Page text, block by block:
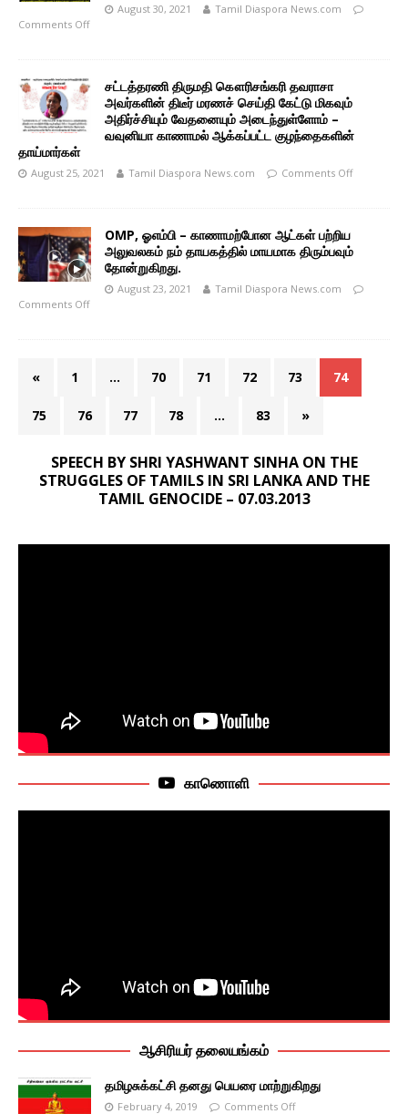
August 30, 2021
Tamil Diaspora News.com
Comments Off
சட்டத்தரணி திருமதி கௌரிசங்கரி தவராசா
அவர்களின் திடீர் மரணச் செய்தி கேட்டு மிகவும்
அதிர்ச்சியும் வேதனையும் அடைந்துள்ளோம் –
வவுனியா காணாமல் ஆக்கப்பட்ட குழந்தைகளின்
தாய்மார்கள்
August 25, 2021 Tamil Diaspora News.com Comments Off
OMP, ஓஎம்பி – காணாமற்போன ஆட்கள் பற்றிய
அலுவலகம் நம் தாயகத்தில் மாயமாக திரும்பவும்
தோன்றுகிறது.
August 23, 2021
Tamil Diaspora News.com
Comments Off
« 1 … 70 71 72 73 74
75 76 77 78 … 83 »
SPEECH BY SHRI YASHWANT SINHA ON THE
STRUGGLES OF TAMILS IN SRI LANKA AND THE
TAMIL GENOCIDE – 07.03.2013
காணொளி
ஆசிரியர் தலையங்கம்
தமிழசுக்கட்சி தனது பெயரை மாற்றுகிறது
February 4, 2019 Comments Off